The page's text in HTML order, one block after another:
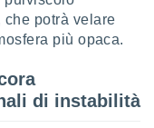
potrà velare
più opaca.
di instabilità